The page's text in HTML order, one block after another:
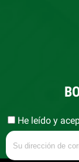
He leído y